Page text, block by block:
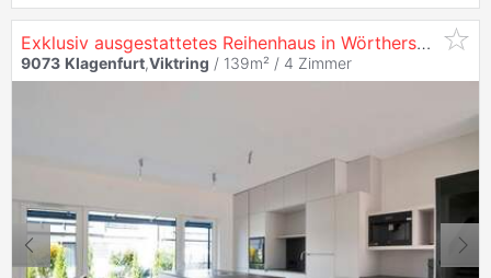
Exklusiv ausgestattetes Reihenhaus in Wörthersee-Nähe in
9073 Klagenfurt,Viktring / 139m² / 4 Zimmer